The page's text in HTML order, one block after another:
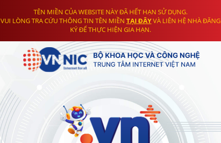
TÊN MIỀN CỦA WEBSITE NÀY ĐÃ HẾT HẠN SỬ DỤNG.
VUI LÒNG TRA CỨU THÔNG TIN TÊN MIỀN TẠI ĐÂYVÀ LIÊN HỆ NHÀ ĐĂNG
KÝ ĐỂ THỰC HIỆN GIA HẠN.